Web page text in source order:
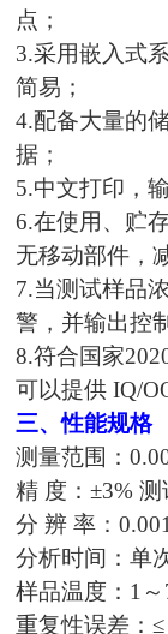
点；
3.采用嵌入式
简易；
4.配备大量的
据；
5.中文打印，
6.在使用、贮
无移动部件，
7.当测试样品
警，并输出控
8.符合国家
可以提供 IQ/
三、性能规格
测量范围：
精 度：±3% 测
分 辨 率：
分析时间：单
样品温度： 1
重复性误差：